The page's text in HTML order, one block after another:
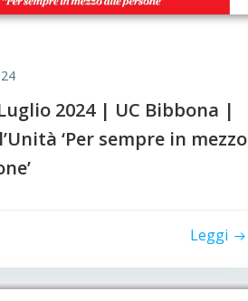
2024 | UC Bibbona |
‘Per sempre in mezzo
Leggi